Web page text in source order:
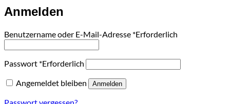
Anmelden
Benutzername oder E-Mail-Adresse *Erforderlich
Passwort *Erforderlich
Angemeldet bleiben
Anmelden
Passwort vergessen?